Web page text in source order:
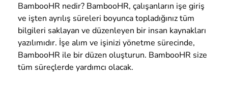
BambooHR nedir? BambooHR, çalışanların işe giriş
ve işten ayrılış süreleri boyunca topladığınız tüm
bilgileri saklayan ve düzenleyen bir insan kaynakları
yazılımıdır. İşe alım ve işinizi yönetme sürecinde,
BambooHR ile bir düzen oluşturun. BambooHR size
tüm süreçlerde yardımcı olacak.